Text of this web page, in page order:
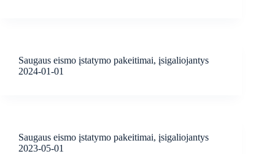
Saugaus eismo įstatymo pakeitimai, įsigaliojantys
2024-01-01
Saugaus eismo įstatymo pakeitimai, įsigaliojantys
2023-05-01